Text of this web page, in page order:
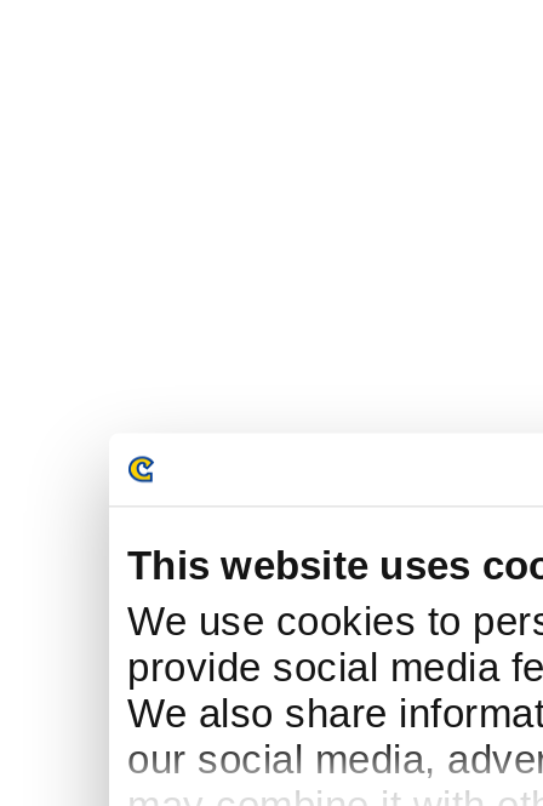
This website uses
We use cookies to
provide social media
We also share
our social media,